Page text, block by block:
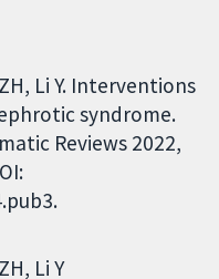
Li Y. Interventions
syndrome.
Reviews 2022,
Li Y